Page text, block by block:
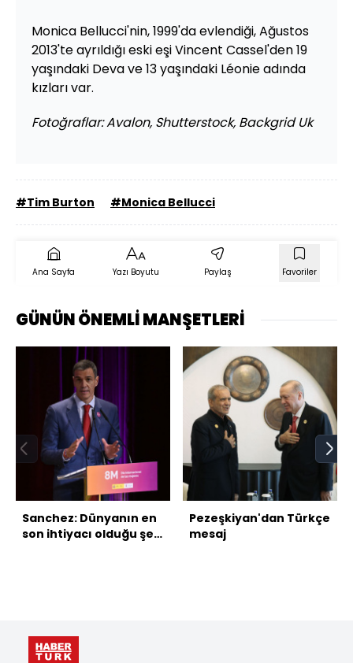
Monica Bellucci'nin, 1999'da evlendiği, Ağustos
2013'te ayrıldığı eski eşi Vincent Cassel'den 19
yaşındaki Deva ve 13 yaşındaki Léonie adında
kızları var.
Fotoğraflar: Avalon, Shutterstock, Backgrid Uk
#Tim Burton #Monica Bellucci
Ana Sayfa Yazı Boyutu Paylaş Favoriler
GÜNÜN ÖNEMLİ MANŞETLERİ
Sanchez: Dünyanın en
son ihtiyacı olduğu şey
Pezeşkiyan'dan Türkçe
mesaj